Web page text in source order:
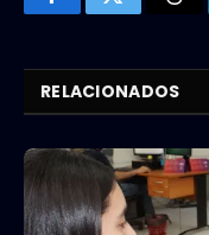
FacebookTwitter
RELACIONADOS